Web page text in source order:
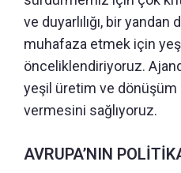
ve duyarlılığı, bir
muhafaza etmek için
önceliklendiriyoruz.
yeşil üretim ve dönüşüm
vermesini sağlıyoruz.
AVRUPA’NIN